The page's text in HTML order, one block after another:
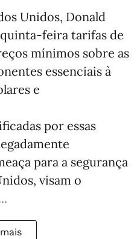
Unidos, Donald
feira tarifas de
mínimos sobre as
essenciais à
e
por essas
para a segurança
visam o